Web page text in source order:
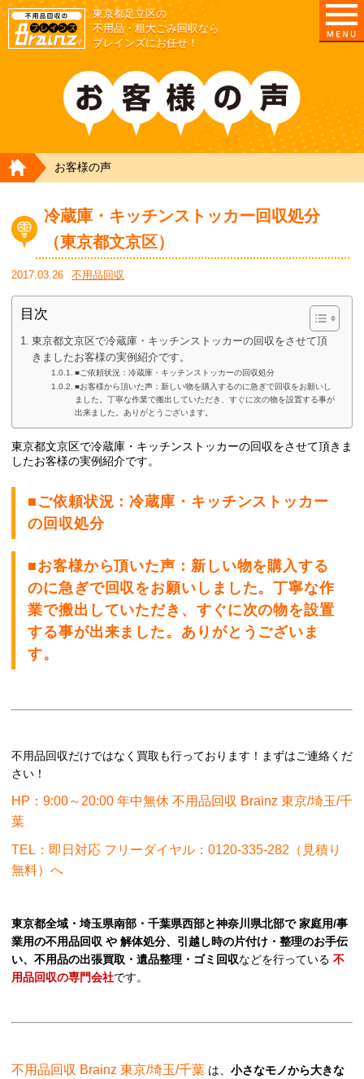
東京都足立区の
不用品・粗大ごみ回収なら
ブレインズにお任せ！
HOME
お客様の声
冷蔵庫・キッチンストッカー回収処分
（東京都文京区）
2017.03.26 不用品回収
目次
東京都文京区で冷蔵庫・キッチンストッカーの回収をさせて頂
きましたお客様の実例紹介です。
■ご依頼状況：冷蔵庫・キッチンストッカーの回収処分
■お客様から頂いた声：新しい物を購入するのに急ぎで回収をお願いし
ました。丁寧な作業で搬出していただき、すぐに次の物を設置する事が
出来ました。ありがとうございます。
東京都文京区で冷蔵庫・キッチンストッカーの回収をさせて頂きま
したお客様の実例紹介です。
■ご依頼状況：冷蔵庫・キッチンストッカー
の回収処分
■お客様から頂いた声：新しい物を購入する
のに急ぎで回収をお願いしました。丁寧な作
業で搬出していただき、すぐに次の物を設置
する事が出来ました。ありがとうございま
す。
不用品回収だけではなく買取も行っております！まずはご連絡くだ
さい！
HP：9:00～20:00 年中無休 不用品回収 Brainz 東京/埼玉/千
葉
TEL：即日対応 フリーダイヤル：0120-335-282（見積り
無料）へ
東京都全域・埼玉県南部・千葉県西部と神奈川県北部で 家庭用/事
業用の不用品回収 や 解体処分、引越し時の片付け・整理のお手伝
い、不用品の出張買取・遺品整理・ゴミ回収などを行っている 不
用品回収の専門会社です。
不用品回収 Brainz 東京/埼玉/千葉 は、 小さなモノから大きな